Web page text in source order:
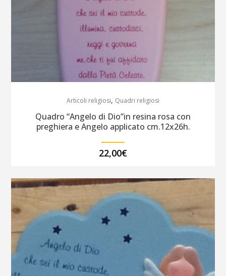
Articoli religiosi, Quadri religiosi
Quadro “Angelo di Dio”in resina rosa con
preghiera e Angelo applicato cm.12x26h.
22,00€